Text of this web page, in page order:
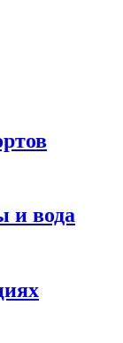
и вода